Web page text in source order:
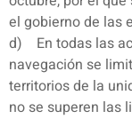
el gobierno de las
d) En todas las
navegación se
territorios de la
no se superen las